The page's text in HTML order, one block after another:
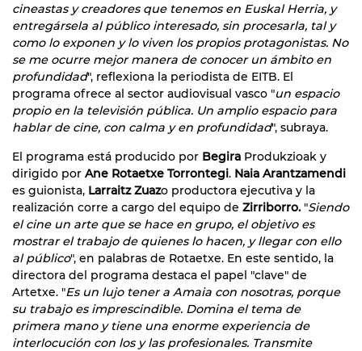
cineastas y creadores que tenemos en Euskal Herria, y
entregársela al público interesado, sin procesarla, tal y
como lo exponen y lo viven los propios protagonistas. No
se me ocurre mejor manera de conocer un ámbito en
profundidad", reflexiona la periodista de EITB. El
programa ofrece al sector audiovisual vasco "un espacio
propio en la televisión pública. Un amplio espacio para
hablar de cine, con calma y en profundidad", subraya.
El programa está producido por Begira Produkzioak y
dirigido por Ane Rotaetxe Torrontegi. Naia Arantzamendi
es guionista, Larraitz Zuazo productora ejecutiva y la
realización corre a cargo del equipo de Zirriborro. "Siendo
el cine un arte que se hace en grupo, el objetivo es
mostrar el trabajo de quienes lo hacen, y llegar con ello
al público", en palabras de Rotaetxe. En este sentido, la
directora del programa destaca el papel "clave" de
Artetxe. "Es un lujo tener a Amaia con nosotras, porque
su trabajo es imprescindible. Domina el tema de
primera mano y tiene una enorme experiencia de
interlocución con los y las profesionales. Transmite